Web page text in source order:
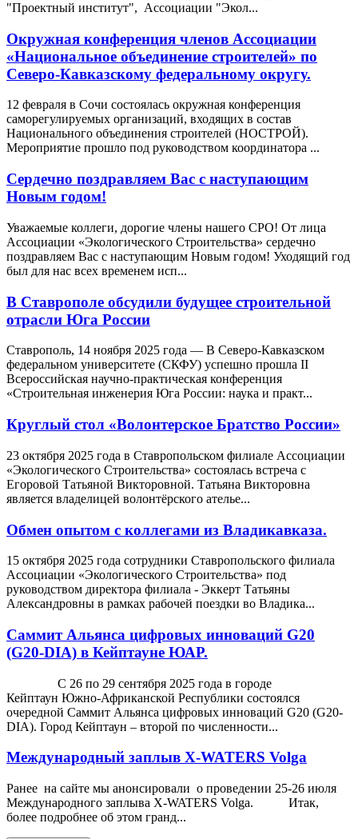
"Проектный институт", Ассоциации "Экол...
Окружная конференция членов Ассоциации
«Национальное объединение строителей» по
Северо-Кавказскому федеральному округу.
12 февраля в Сочи состоялась окружная конференция
саморегулируемых организаций, входящих в состав
Национального объединения строителей (НОСТРОЙ).
Мероприятие прошло под руководством координатора ...
Сердечно поздравляем Вас с наступающим
Новым годом!
Уважаемые коллеги, дорогие члены нашего СРО! От лица
Ассоциации «Экологического Строительства» сердечно
поздравляем Вас с наступающим Новым годом! Уходящий год
был для нас всех временем исп...
В Ставрополе обсудили будущее строительной
отрасли Юга России
Ставрополь, 14 ноября 2025 года — В Северо-Кавказском
федеральном университете (СКФУ) успешно прошла II
Всероссийская научно-практическая конференция
«Строительная инженерия Юга России: наука и практ...
Круглый стол «Волонтерское Братство России»
23 октября 2025 года в Ставропольском филиале Ассоциации
«Экологического Строительства» состоялась встреча с
Егоровой Татьяной Викторовной. Татьяна Викторовна
является владелицей волонтёрского ателье...
Обмен опытом с коллегами из Владикавказа.
15 октября 2025 года сотрудники Ставропольского филиала
Ассоциации «Экологического Строительства» под
руководством директора филиала - Эккерт Татьяны
Александровны в рамках рабочей поездки во Владика...
Саммит Альянса цифровых инноваций G20
(G20-DIA) в Кейптауне ЮАР.
С 26 по 29 сентября 2025 года в городе
Кейптаун Южно-Африканской Республики состоялся
очередной Саммит Альянса цифровых инноваций G20 (G20-
DIA). Город Кейптаун – второй по численности...
Международный заплыв X-WATERS Volga
Ранее на сайте мы анонсировали о проведении 25-26 июля
Международного заплыва X-WATERS Volga. Итак,
более подробнее об этом гранд...